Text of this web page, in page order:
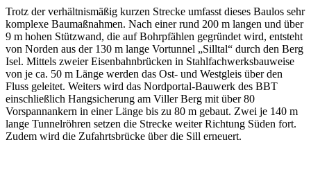
Trotz der verhältnismäßig kurzen Strecke umfasst dieses Baulos sehr
komplexe Baumaßnahmen. Nach einer rund 200 m langen und über
9 m hohen Stützwand, die auf Bohrpfählen gegründet wird, entsteht
von Norden aus der 130 m lange Vortunnel „Silltal“ durch den Berg
Isel. Mittels zweier Eisenbahnbrücken in Stahlfachwerksbauweise
von je ca. 50 m Länge werden das Ost- und Westgleis über den
Fluss geleitet. Weiters wird das Nordportal-Bauwerk des BBT
einschließlich Hangsicherung am Viller Berg mit über 80
Vorspannankern in einer Länge bis zu 80 m gebaut. Zwei je 140 m
lange Tunnelröhren setzen die Strecke weiter Richtung Süden fort.
Zudem wird die Zufahrtsbrücke über die Sill erneuert.